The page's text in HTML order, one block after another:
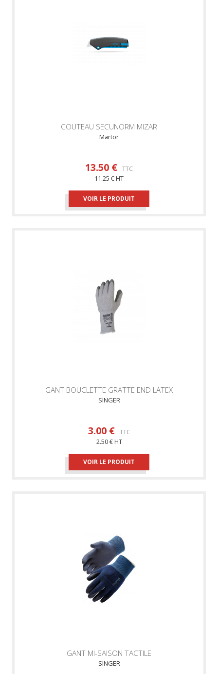
COUTEAU SECUNORM MIZAR
Martor
13.50 € TTC
11.25 € HT
VOIR LE PRODUIT
GANT BOUCLETTE GRATTE END LATEX
SINGER
3.00 € TTC
2.50 € HT
VOIR LE PRODUIT
GANT MI-SAISON TACTILE
SINGER